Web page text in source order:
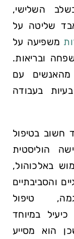
השלישי,
שליטה על
משפיעה על
ובריאות.
בעבודה
חשוב בטיפול‍
הוליסטית
באלכוהול,
והסביבתיים
טיפול
במיוחד
הוא מסייע